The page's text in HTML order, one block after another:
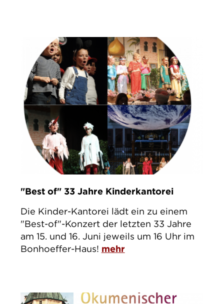
"Best of" 33 Jahre Kinderkantorei
Die Kinder-Kantorei lädt ein zu einem
"Best-of"-Konzert der letzten 33 Jahre
am 15. und 16. Juni jeweils um 16 Uhr im
Bonhoeffer-Haus! mehr